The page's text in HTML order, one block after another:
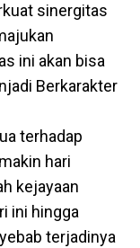
sinergitas
ini akan bisa
Berkarakter
terhadap
hari
kejayaan
ini hingga
terjadinya